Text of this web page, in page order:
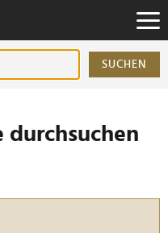
SUCHEN
durchsuchen